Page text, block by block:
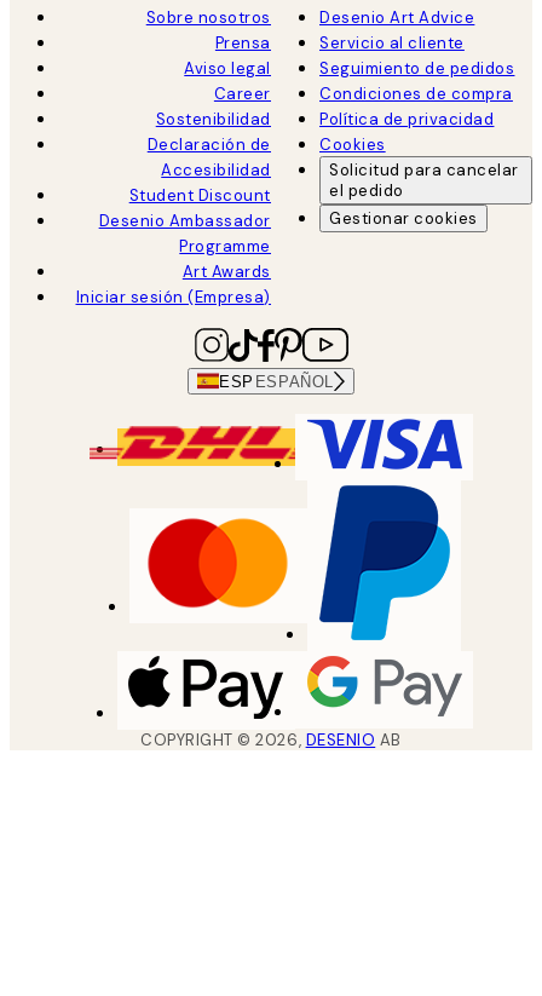
Sobre nosotros
Prensa
Aviso legal
Career
Sostenibilidad
Declaración de
Accesibilidad
Student Discount
Desenio Ambassador
Programme
Art Awards
Iniciar sesión (Empresa)
Desenio Art Advice
Servicio al cliente
Seguimiento de pedidos
Condiciones de compra
Política de privacidad
Cookies
Solicitud para cancelar
el pedido
Gestionar cookies
ESP ESPAÑOL
COPYRIGHT ©2026, DESENIO AB